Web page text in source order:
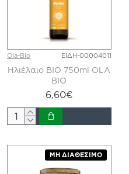
Ola-Bio ΕΙΔΗ-00004011
Ηλιέλαιο ΒΙΟ 750ml OLA
BIO
6,60€
ΜΗ ΔΙΑΘΈΣΙΜΟ